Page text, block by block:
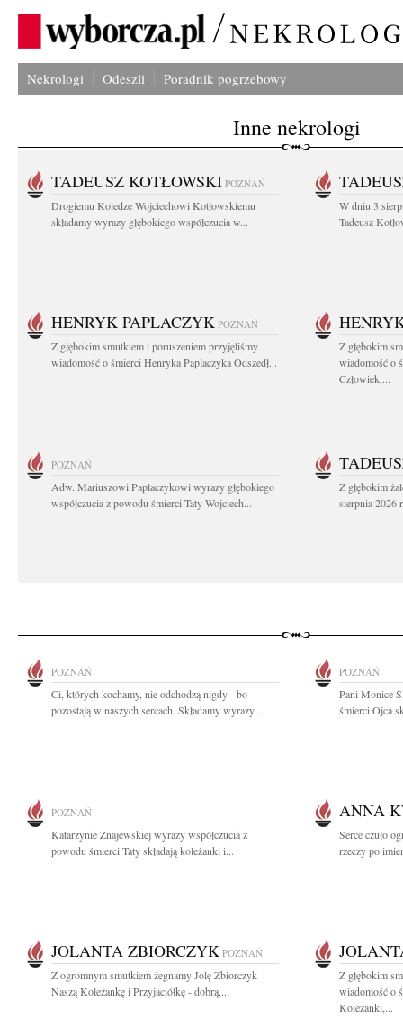
Nekrologi Odeszli Poradnik pogrzebowy
Inne nekrologi
TADEUSZ KOTŁOWSKI POZNAŃ
Drogiemu Koledze Wojciechowi Kotłowskiemu
składamy wyrazy głębokiego współczucia w...
W dniu 3
Tadeusz
HENRYK PAPLACZYK POZNAŃ
Z głębokim smutkiem i poruszeniem przyjęliśmy
wiadomość o śmierci Henryka Paplaczyka Odszedł...
Z głębokim
wiadomość o
Człowiek,...
POZNAŃ
Adw. Mariuszowi Paplaczykowi wyrazy głębokiego
współczucia z powodu śmierci Taty Wojciech...
Z głębokim
sierpnia 2026
POZNAŃ
Ci, których kochamy, nie odchodzą nigdy - bo
pozostają w naszych sercach. Składamy wyrazy...
POZNAŃ
Pani Monice
śmierci Ojca
POZNAŃ
Katarzynie Znajewskiej wyrazy współczucia z
powodu śmierci Taty składają koleżanki i...
ANNA
Serce czuło
rzeczy po
JOLANTA ZBIORCZYK POZNAŃ
Z ogromnym smutkiem żegnamy Jolę Zbiorczyk
Naszą Koleżankę i Przyjaciółkę - dobrą,...
Z głębokim
wiadomość o
Koleżanki,...